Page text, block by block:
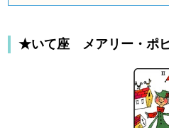
★いて座 メアリー・ポ